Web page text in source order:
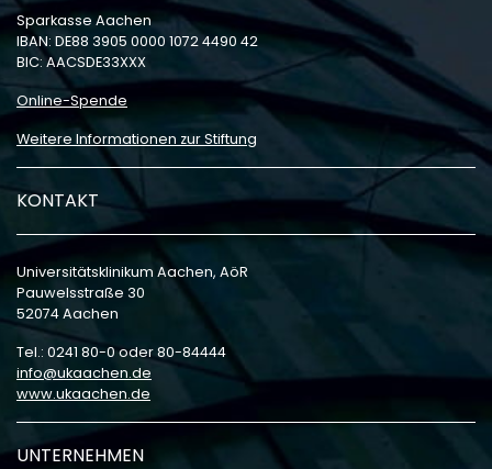
Sparkasse Aachen
IBAN: DE88 3905 0000 1072 4490 42
BIC: AACSDE33XXX
Online-Spende
Weitere Informationen zur Stiftung
KONTAKT
Universitätsklinikum Aachen, AöR
Pauwelsstraße 30
52074 Aachen
Tel.: 0241 80-0 oder 80-84444
info
ukaachen de
www.ukaachen.de
UNTERNEHMEN